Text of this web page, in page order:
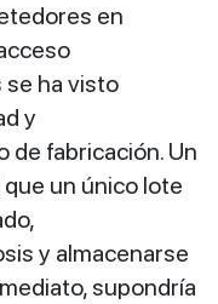
en
se ha visto
y
de fabricación. Un
un único lote
y almacenarse
supondría